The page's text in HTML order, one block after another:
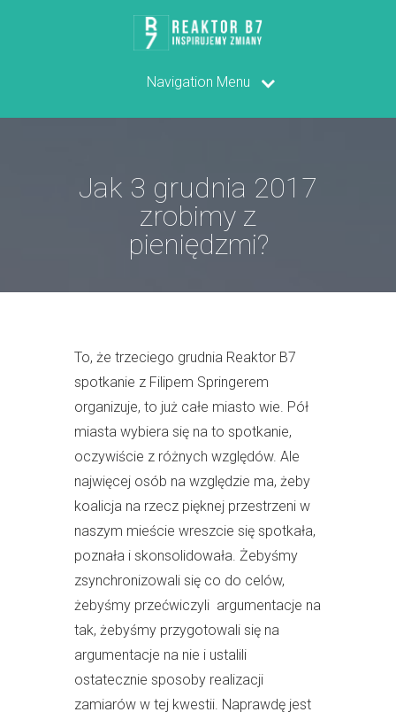
Navigation Menu
Jak 3 grudnia 2017
zrobimy z
pieniędzmi?
To, że trzeciego grudnia Reaktor B7
spotkanie z Filipem Springerem
organizuje, to już całe miasto wie. Pół
miasta wybiera się na to spotkanie,
oczywiście z różnych względów. Ale
najwięcej osób na względzie ma, żeby
koalicja na rzecz pięknej przestrzeni w
naszym mieście wreszcie się spotkała,
poznała i skonsolidowała. Żebyśmy
zsynchronizowali się co do celów,
żebyśmy przećwiczyli argumentacje na
tak, żebyśmy przygotowali się na
argumentacje na nie i ustalili
ostatecznie sposoby realizacji
zamiarów w tej kwestii. Naprawdę jest